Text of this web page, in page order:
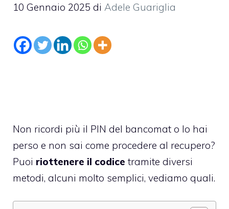
10 Gennaio 2025 di Adele Guariglia
Non ricordi più il PIN del bancomat o lo hai
perso e non sai come procedere al recupero?
Puoi riottenere il codice tramite diversi
metodi, alcuni molto semplici, vediamo quali.